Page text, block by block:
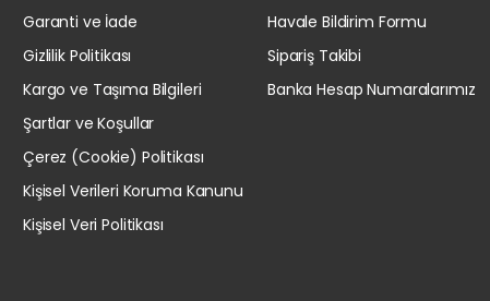
Garanti ve İade
Gizlilik Politikası
Kargo ve Taşıma Bilgileri
Şartlar ve Koşullar
Çerez (Cookie) Politikası
Kişisel Verileri Koruma Kanunu
Kişisel Veri Politikası
Havale Bildirim Formu
Sipariş Takibi
Banka Hesap Numaralarımız